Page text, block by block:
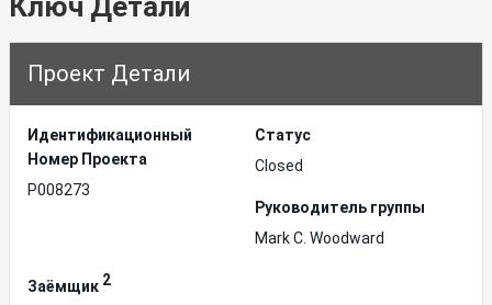
Ключ Детали
Проект Детали
Идентификационный
Hомер Проекта
P008273
Статус
Closed
Руководитель группы
Mark C. Woodward
Заёмщик 2